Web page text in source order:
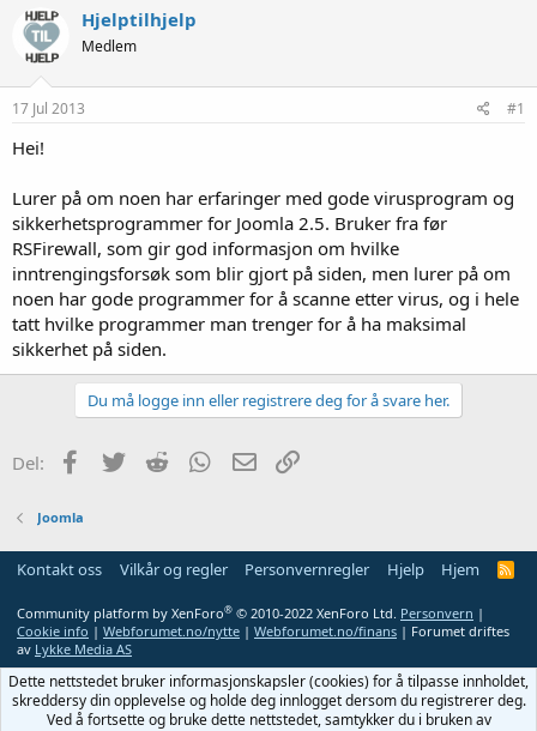
e
r
Hjelptilhjelp
Medlem
17 Jul 2013 #1
Hei!
Lurer på om noen har erfaringer med gode virusprogram og
sikkerhetsprogrammer for Joomla 2.5. Bruker fra før
RSFirewall, som gir god informasjon om hvilke
inntrengingsforsøk som blir gjort på siden, men lurer på om
noen har gode programmer for å scanne etter virus, og i hele
tatt hvilke programmer man trenger for å ha maksimal
sikkerhet på siden.
Du må logge inn eller registrere deg for å svare her.
Del: Facebook
Twitter Reddit WhatsApp
E-post
Joomla
Kontakt oss Vilkår og regler Personvernregler Hjelp Hjem
R
Community platform by XenForo® © 2010-2022 XenForo Ltd. Personvern |
Cookie info | Webforumet.no/nytte | Webforumet.no/finans | Forumet driftes
av Lykke Media AS
Dette nettstedet bruker informasjonskapsler (cookies) for å tilpasse innholdet,
skreddersy din opplevelse og holde deg innlogget dersom du registrerer deg.
Ved å fortsette og bruke dette nettstedet, samtykker du i bruken av